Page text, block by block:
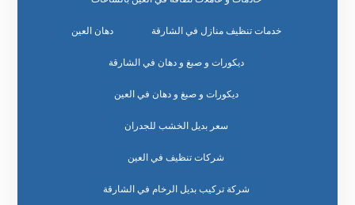
خدمات تنظيف منازل في الشارقة دهان العين
ديكورات و صبغ و دهان في الشارقة
ديكورات و صبغ و دهان في العين
سعر بديل الخشب للجدران
شركات تنظيف في العين
شركة تركيب بديل الرخام في الشارقة